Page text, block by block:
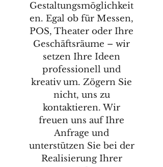
Gestaltungsmöglichkeit
en. Egal ob für Messen,
POS, Theater oder Ihre
Geschäftsräume – wir
setzen Ihre Ideen
professionell und
kreativ um. Zögern Sie
nicht, uns zu
kontaktieren. Wir
freuen uns auf Ihre
Anfrage und
unterstützen Sie bei der
Realisierung Ihrer